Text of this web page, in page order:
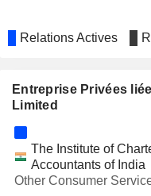
LIMITED
LUX
UDAR CEME
LOHIA CORP
PETRO CARBON
Relations Actives
Entreprise Privées
Limited
The Institute of
Accountants of India
Other Consumer